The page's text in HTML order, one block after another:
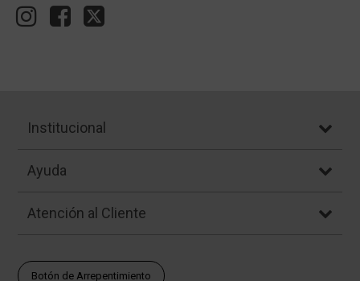
Institucional
Ayuda
Atención al Cliente
Botón de Arrepentimiento